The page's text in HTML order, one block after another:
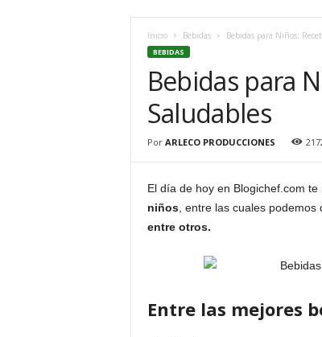
Inicio Bebidas Bebidas para Niños:
BEBIDAS
Bebidas para
Saludables
Por ARLECO PRODUCCIONES
El día de hoy en Blogichef.com
niños, entre las cuales podemos
entre otros.
Entre las mejores